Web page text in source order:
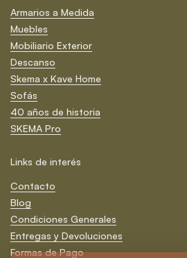
Armarios a Medida
Muebles
Mobiliario Exterior
Descanso
Skema x Kave Home
Sofás
40 años de historia
SKEMA Pro
Links de interés
Contacto
Blog
Condiciones Generales
Entregas y Devoluciones
Formas de Pago